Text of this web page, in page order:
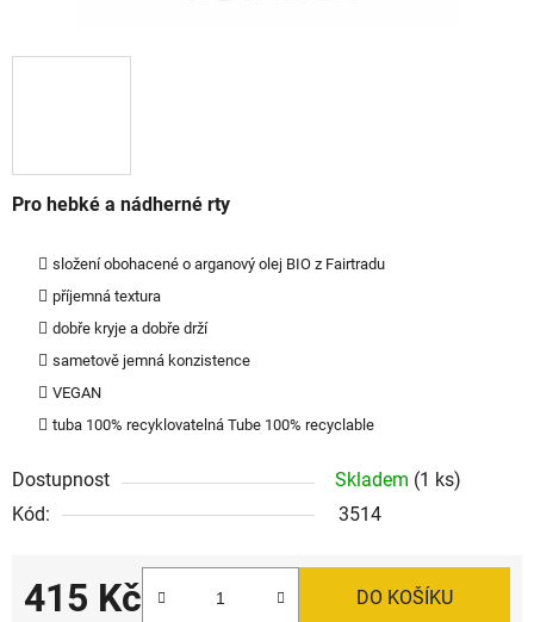
Pro hebké a nádherné rty
složení obohacené o arganový olej BIO z Fairtradu
příjemná textura
dobře kryje a dobře drží
sametově jemná konzistence
VEGAN
tuba 100% recyklovatelná Tube 100% recyclable
Dostupnost Skladem (1 ks)
Kód:
3514
415 Kč DO KOŠÍKU